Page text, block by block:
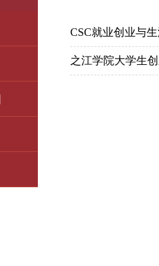
CSC就业创业与
之江学院大学生